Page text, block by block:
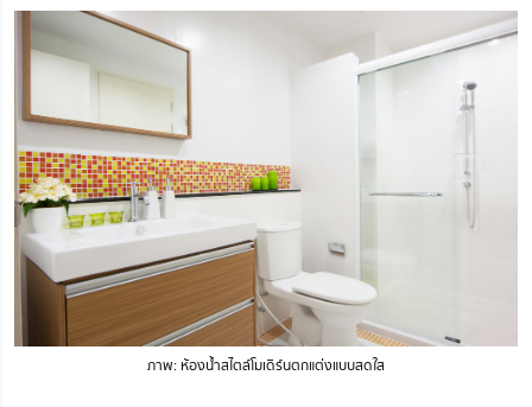
ภาพ: ห้องน้ำสไตล์โมเดิร์นตกแต่งแบบสดใส